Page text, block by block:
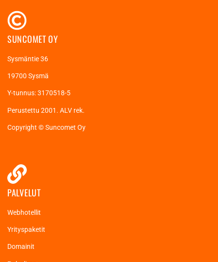
SUNCOMET OY
Sysmäntie 36
19700 Sysmä
Y-tunnus: 3170518-5
Perustettu 2001. ALV rek.
Copyright © Suncomet Oy
PALVELUT
Webhotellit
Yrityspaketit
Domainit